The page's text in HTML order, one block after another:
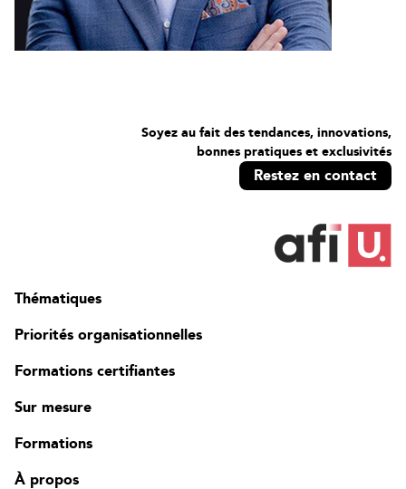
Soyez au fait des tendances, innovations,
bonnes pratiques et exclusivités
Restez en contact
Thématiques
Priorités organisationnelles
Formations certifiantes
Sur mesure
Formations
À propos